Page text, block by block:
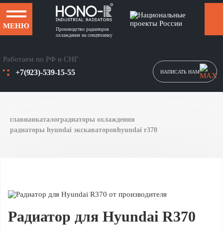
МЕНЮ
Производство радиаторов
охлаждения на спецтехнику
НАПИСАТЬ НАМ
Работаем по РФ и СНГ
+7(923)-539-15-55
главнаякаталоградиаторы охлаждения
радиаторы hyundai экскаваторовhyundai r370
Радиатор для Hyundai R370